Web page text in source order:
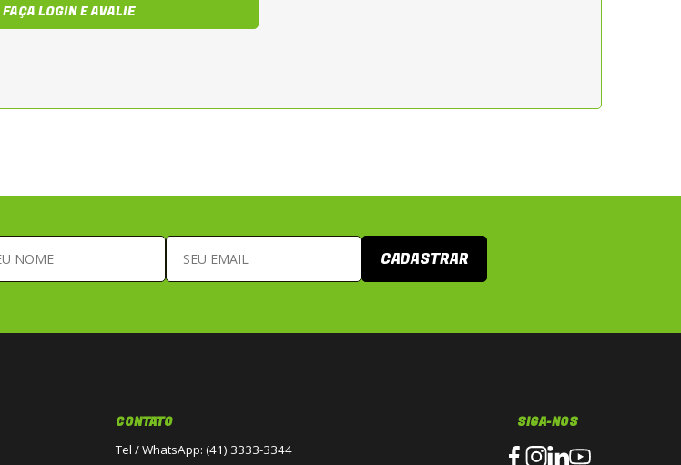
FAÇA LOGIN E AVALIE
CADASTRAR
CONTATO
Tel / WhatsApp: (41) 3333-3344
SIGA-NOS